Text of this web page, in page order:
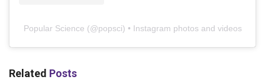
Popular Science (@popsci) • Instagram photos and videos
Related Posts